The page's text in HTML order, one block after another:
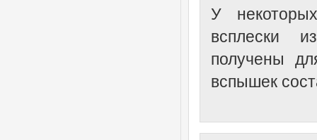
У
всплески
получены
вспышек